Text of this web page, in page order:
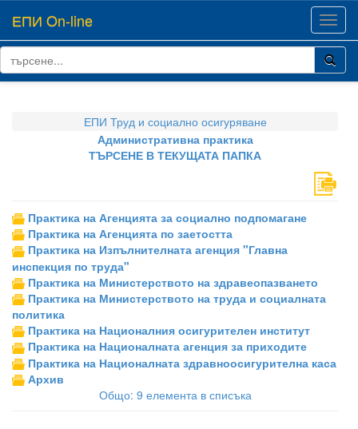
ЕПИ On-line
ЕПИ Труд и социално осигуряване
Административна практика
ТЪРСЕНЕ В ТЕКУЩАТА ПАПКА
Практика на Агенцията за социално подпомагане
Практика на Агенцията по заетостта
Практика на Изпълнителната агенция "Главна
инспекция по труда"
Практика на Министерството на здравеопазването
Практика на Министерството на труда и социалната
политика
Практика на Националния осигурителен институт
Практика на Националната агенция за приходите
Практика на Националната здравноосигурителна каса
Архив
Общо: 9 елемента в списъка